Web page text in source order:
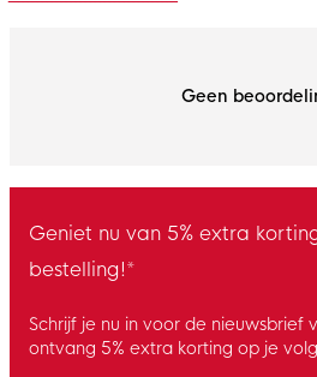
Geen
Geniet nu van 5% extra
bestelling!*
Schrijf je nu in voor de nieuwsbrief
ontvang 5% extra korting op je